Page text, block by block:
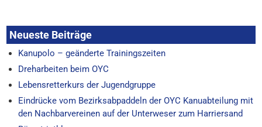
Neueste Beiträge
Kanupolo – geänderte Trainingszeiten
Dreharbeiten beim OYC
Lebensretterkurs der Jugendgruppe
Eindrücke vom Bezirksabpaddeln der OYC Kanuabteilung mit
den Nachbarvereinen auf der Unterweser zum Harriersand